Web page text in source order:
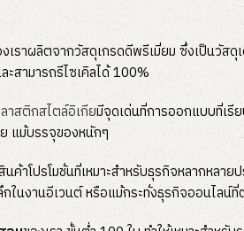
เราผลิตจากวัสดุเกรดดีพรีเมี่ยม ซึ่งเป็นวัส
สามารถรีไซเคิลได้ 100%
าสติกสไตล์อิเกียมีจุดเด่นที่การออกแบบที่เรี
แม้บรรจุของหนักๆ
นค้าโปรโมชั่นที่เหมาะสำหรับธุรกิจหลากหล
ในงานอีเวนต์ หรือแม้กระทั่งธุรกิจออนไลน์